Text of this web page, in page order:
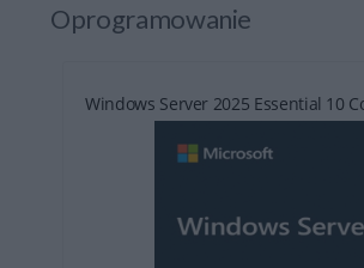
Oprogramowanie
Windows Server 2025 Essential 10